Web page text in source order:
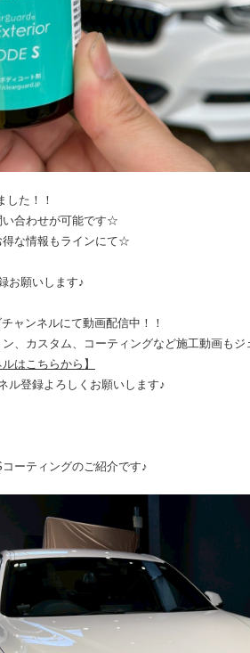
した！！
合わせが可能です☆
な情報もラインにて☆
お願いします♪
ャンネルにて動画配信中！！
、カスタム、コーティングなど施工動画も
はこちらから】
ル登録よろしくお願いします♪
ーティングのご紹介です♪